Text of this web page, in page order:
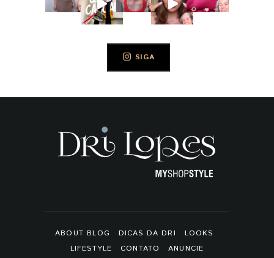
SIGA
ABOUT BLOG DICAS DA DRI
LOOKS
LIFESTYLE
CONTATO ANUNCIE